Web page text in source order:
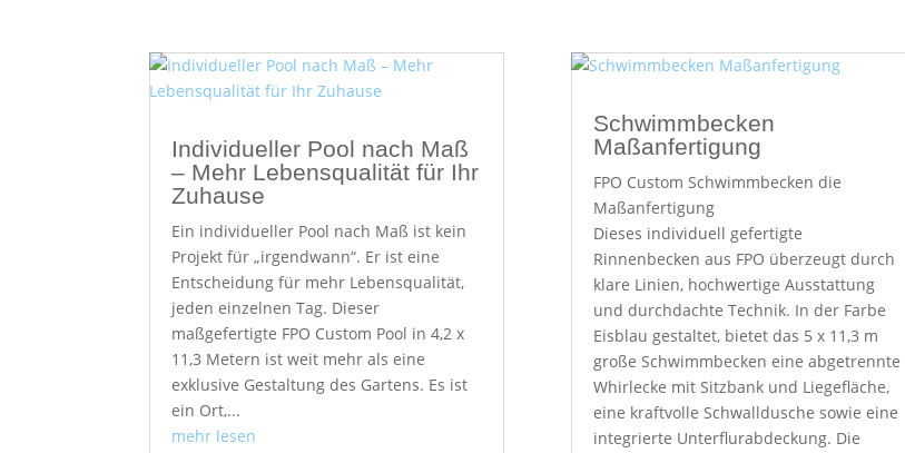
Individueller Pool nach Maß
– Mehr Lebensqualität für Ihr
Zuhause
Ein individueller Pool nach Maß ist kein
Projekt für „irgendwann“. Er ist eine
Entscheidung für mehr Lebensqualität,
jeden einzelnen Tag. Dieser
maßgefertigte FPO Custom Pool in 4,2 x
11,3 Metern ist weit mehr als eine
exklusive Gestaltung des Gartens. Es ist
ein Ort,...
mehr lesen
Schwimmbecken
Maßanfertigung
FPO Custom Schwimmbecken die
Maßanfertigung
Dieses individuell gefertigte
Rinnenbecken aus FPO überzeugt durch
klare Linien, hochwertige Ausstattung
und durchdachte Technik. In der Farbe
Eisblau gestaltet, bietet das 5 x 11,3 m
große Schwimmbecken eine abgetrennte
Whirlecke mit Sitzbank und Liegefläche,
eine kraftvolle Schwalldusche sowie eine
integrierte Unterflurabdeckung. Die